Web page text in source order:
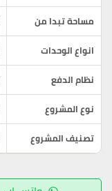
مساحة تبدا من
انواع الوحدات
نظام الدفع
نوع المشروع
تصنيف المشروع